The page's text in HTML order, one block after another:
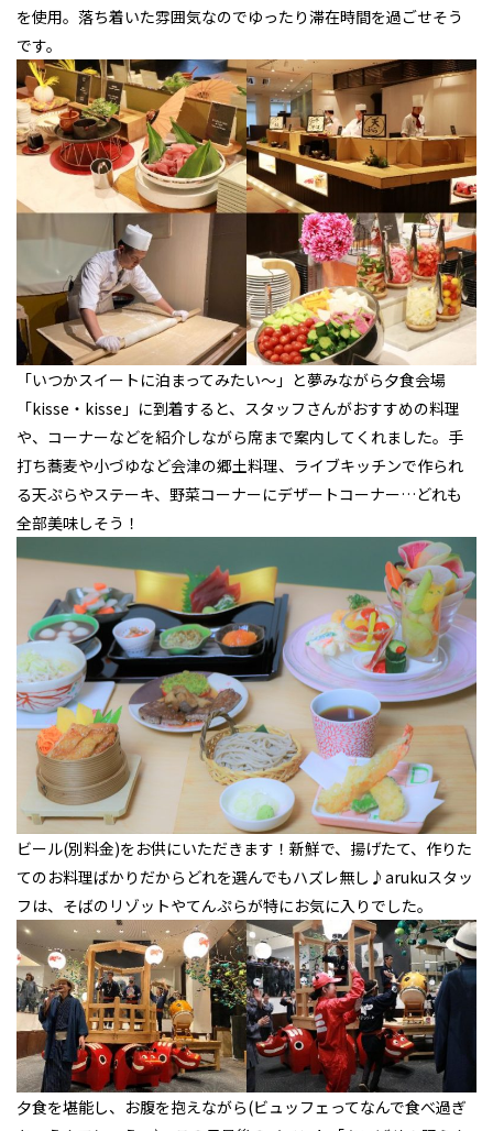
を使用。落ち着いた雰囲気なのでゆったり滞在時間を過ごせそう
です。
「いつかスイートに泊まってみたい～」と夢みながら夕食会場
「kisse・kisse」に到着すると、スタッフさんがおすすめの料理
や、コーナーなどを紹介しながら席まで案内してくれました。手
打ち蕎麦や小づゆなど会津の郷土料理、ライブキッチンで作られ
る天ぷらやステーキ、野菜コーナーにデザートコーナー…どれも
全部美味しそう！
ビール(別料金)をお供にいただきます！新鮮で、揚げたて、作りた
てのお料理ばかりだからどれを選んでもハズレ無し♪arukuスタッ
フは、そばのリゾットやてんぷらが特にお気に入りでした。
夕食を堪能し、お腹を抱えながら(ビュッフェってなんで食べ過ぎ